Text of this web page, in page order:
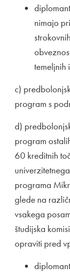
nimajo
temeljnih
c)
program s
d)
program
60 kreditnih
programa
glede na
vsakega
študijska
opraviti pred